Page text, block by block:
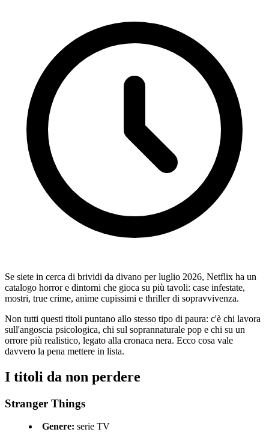
Se siete in cerca di brividi da divano per luglio 2026, Netflix ha un
catalogo horror e dintorni che gioca su più tavoli: case infestate,
mostri, true crime, anime cupissimi e thriller di sopravvivenza.
Non tutti questi titoli puntano allo stesso tipo di paura: c'è chi lavora
sull'angoscia psicologica, chi sul soprannaturale pop e chi su un
orrore più realistico, legato alla cronaca nera. Ecco cosa vale
davvero la pena mettere in lista.
I titoli da non perdere
Stranger Things
Genere: serie TV